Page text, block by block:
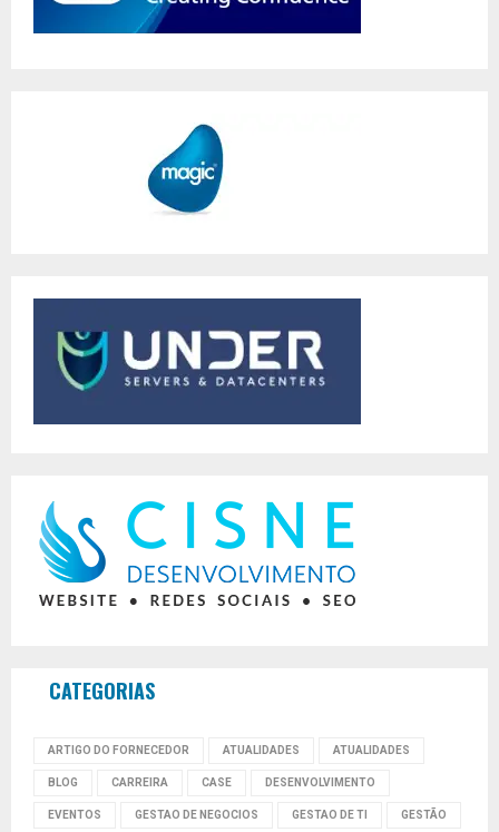
CATEGORIAS
ARTIGO DO FORNECEDOR ATUALIDADES ATUALIDADES
BLOG CARREIRA CASE DESENVOLVIMENTO
EVENTOS GESTAO DE NEGOCIOS GESTAO DE TI GESTÃO